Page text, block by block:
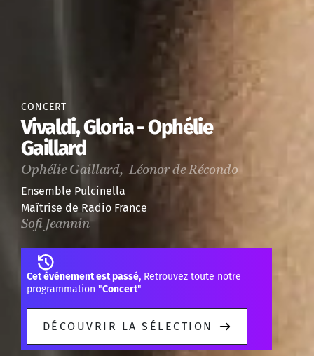
CONCERT
Vivaldi, Gloria - Ophélie
Gaillard
Ophélie Gaillard, Léonor de Récondo
Ensemble Pulcinella
Maîtrise de Radio France
Sofi Jeannin
Cet événement est passé, Retrouvez toute notre
programmation "Concert"
DÉCOUVRIR LA SÉLECTION